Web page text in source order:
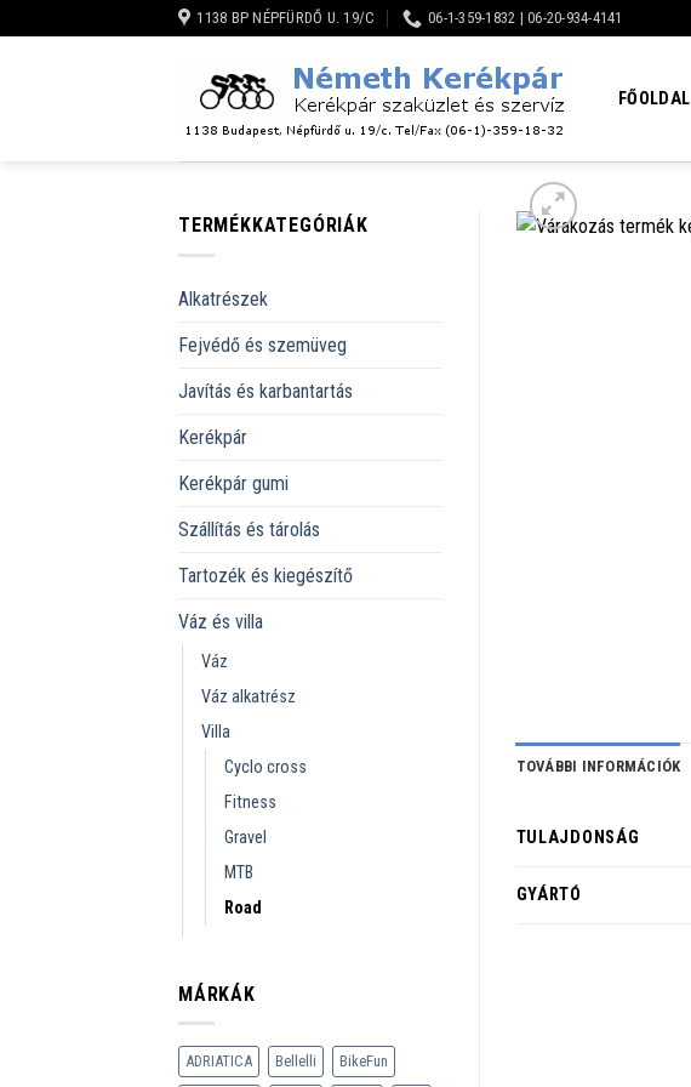
to
1138 BP NÉPFÜRDŐ U. 19/C 06-1-359-1832 | 06-20-934-4141
FŐOLDAL
TERMÉKKATEGÓRIÁK
Alkatrészek
Fejvédő és szemüveg
Javítás és karbantartás
Kerékpár
Kerékpár gumi
Szállítás és tárolás
Tartozék és kiegészítő
Váz és villa
Váz
Váz alkatrész
Villa
Cyclo cross
Fitness
Gravel
MTB
Road
MÁRKÁK
ADRIATICA Bellelli BikeFun
TOVÁBBI INFORMÁCIÓK
TULAJDONSÁG
GYÁRTÓ